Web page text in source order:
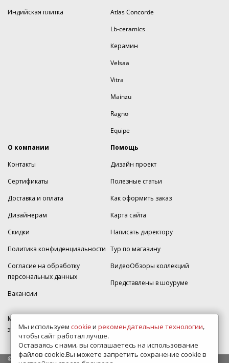
Индийская плитка
Atlas Concorde
Lb-ceramics
Керамин
Velsaa
Vitra
Mainzu
Ragno
Equipe
О компании
Контакты
Сертификаты
Доставка и оплата
Дизайнерам
Скидки
Политика конфиденциальности
Согласие на обработку
персональных данных
Вакансии
Помощь
Дизайн проект
Полезные статьи
Как оформить заказ
Карта сайта
Написать директору
Тур по магазину
ВидеоОбзоры коллекций
Представлены в шоуруме
МКАД 2км внешняя сторона, д. 2, ТРЦ "Шоколад" (РИО) Реутов, -1
этаж, магазин Плитка-SDVK.
© 2009—2026 г. Все права защищены
Мы используем cookieи рекомендательные технологии,
чтобы сайт работал лучше.
Оставаясь с нами, вы соглашаетесь на использование
файлов cookie.Вы можете запретить сохранение cookie в